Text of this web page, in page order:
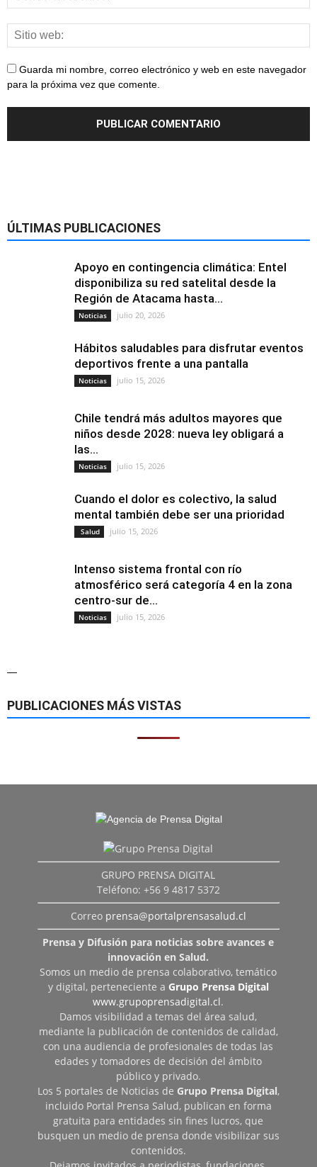
Guarda mi nombre, correo electrónico y web en este navegador
para la próxima vez que comente.
ÚLTIMAS PUBLICACIONES
Apoyo en contingencia climática: Entel
disponibiliza su red satelital desde la
Región de Atacama hasta...
Noticias julio 20, 2026
Hábitos saludables para disfrutar eventos
deportivos frente a una pantalla
Noticias julio 15, 2026
Chile tendrá más adultos mayores que
niños desde 2028: nueva ley obligará a
las...
Noticias julio 15, 2026
Cuando el dolor es colectivo, la salud
mental también debe ser una prioridad
Salud julio 15, 2026
Intenso sistema frontal con río
atmosférico será categoría 4 en la zona
centro-sur de...
Noticias julio 15, 2026
—
PUBLICACIONES MÁS VISTAS
GRUPO PRENSA DIGITAL
Teléfono: +56 9 4817 5372
Correo prensa@portalprensasalud.cl
Prensa y Difusión para noticias sobre avances e
innovación en Salud.
Somos un medio de prensa colaborativo, temático
y digital, perteneciente a Grupo Prensa Digital
www.grupoprensadigital.cl.
Damos visibilidad a temas del área salud,
mediante la publicación de contenidos de calidad,
con una audiencia de profesionales de todas las
edades y tomadores de decisión del ámbito
público y privado.
Los 5 portales de Noticias de Grupo Prensa Digital,
incluido Portal Prensa Salud, publican en forma
gratuita para entidades sin fines lucros, que
busquen un medio de prensa donde visibilizar sus
contenidos.